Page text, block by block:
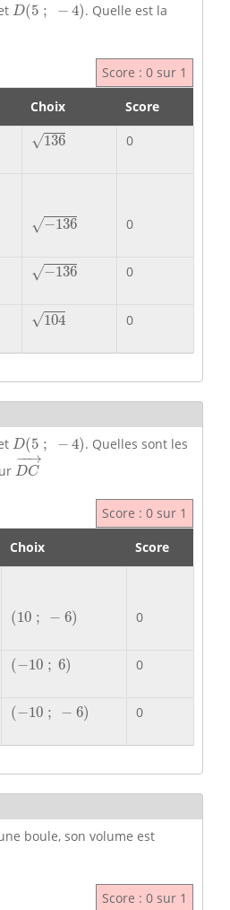
D(5 ; − 4). Quelle est la
Score : 0 sur 1
Choix Score
√136
136 0
√−136
136 0
√−136
136 0
√104
104 0
D(5 ; − 4)
D(5; −
. Quelles sont les
−
−→
DC
DC→
Score : 0 sur 1
Choix Score
(10 ; − 6)
(10 ; 0
(−10 ; 6)
(− 10; ) 0
(−10 ; − 6)
(− 10; 0
boule, son volume est
Score : 0 sur 1